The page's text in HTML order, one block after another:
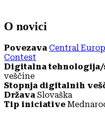
O novici
Povezava Central
Contest
Digitalna
veščine
Stopnja digitalnih
Država Slovaška
Tip iniciative